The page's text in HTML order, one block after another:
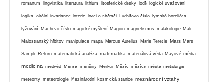
romanum lingvistika literatura lithium litosferické desky lodě logické uvažování
logika lokální invariance loterie lovci a sběrači Ludolfovo číslo lymská borelióza
lyžování Machovo číslo magické myšlení Magion magnetismus malakologie Mali
Malostranský hřbitov manipulace mapa Marcus Aurelius Marie Terezie Mars Mars
Sample Return matematická analýza matematika materiálová věda Mayové média
medicína medvěd Mensa menšiny Merkur Měsíc měsíce města metalurgie
meteority meteorologie Mezinárodní kosmická stanice mezinárodní vztahy